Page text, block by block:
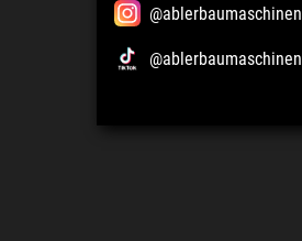
@ablerbaumaschinen
@ablerbaumaschinen